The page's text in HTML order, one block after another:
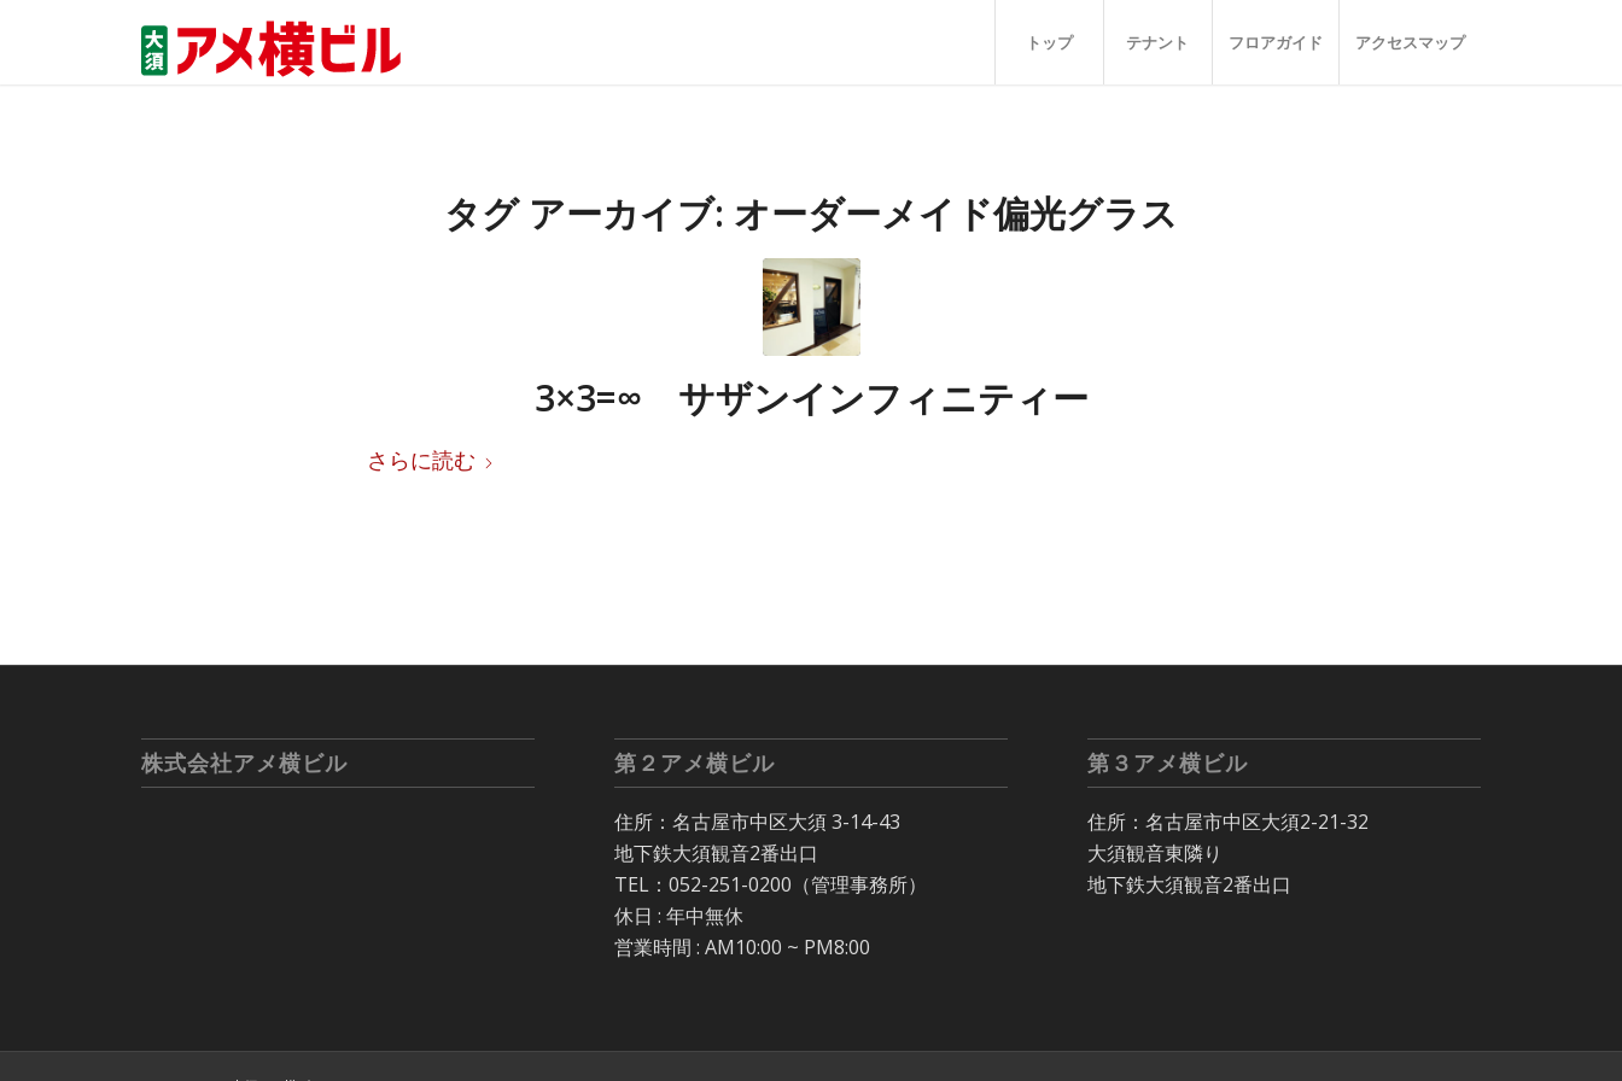
トップ テナント フロアガイド アクセスマップ
タグ アーカイブ: オーダーメイド偏光グラス
3×3=∞ サザンインフィニティー
さらに読む
株式会社アメ横ビル 第２アメ横ビル
住所：名古屋市中区大須 3-14-43
地下鉄大須観音2番出口
TEL：052-251-0200（管理事務所）
休日 : 年中無休
営業時間 : AM10:00 ~ PM8:00
第３アメ横ビル
住所：名古屋市中区大須2-21-32
大須観音東隣り
地下鉄大須観音2番出口